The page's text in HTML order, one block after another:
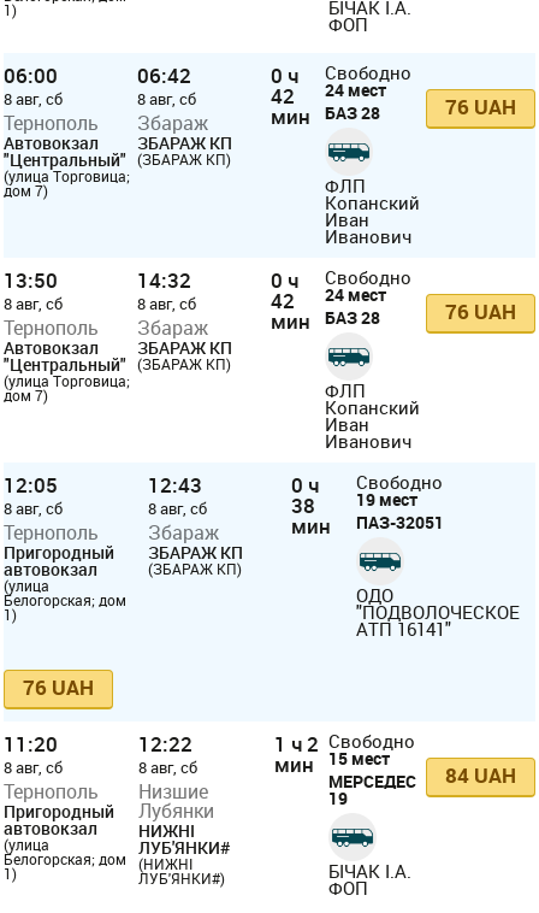
1) БІЧАК І.А.
ФОП
06:00
8 авг, сб
Тернополь
Автовокзал
"Центральный"
(улица Торговица;
дом 7)
06:42
8 авг, сб
Збараж
ЗБАРАЖ КП
(ЗБАРАЖ КП)
0 ч
42
мин
Свободно
24 мест
БАЗ 28
ФЛП
Копанский
Иван
Иванович
76 UAH
13:50
8 авг, сб
Тернополь
Автовокзал
"Центральный"
(улица Торговица;
дом 7)
14:32
8 авг, сб
Збараж
ЗБАРАЖ КП
(ЗБАРАЖ КП)
0 ч
42
мин
Свободно
24 мест
БАЗ 28
ФЛП
Копанский
Иван
Иванович
76 UAH
12:05
8 авг, сб
Тернополь
Пригородный
автовокзал
(улица
Белогорская; дом
1)
12:43
8 авг, сб
Збараж
ЗБАРАЖ КП
(ЗБАРАЖ КП)
0 ч
38
мин
Свободно
19 мест
ПАЗ-32051
ОДО
"ПОДВОЛОЧЕСКОЕ
АТП 16141"
76 UAH
11:20
8 авг, сб
Тернополь
Пригородный
автовокзал
(улица
Белогорская; дом
1)
12:22
8 авг, сб
Низшие
Лубянки
НИЖНІ
ЛУБ'ЯНКИ#
(НИЖНІ
ЛУБ'ЯНКИ#)
1 ч 2
мин
Свободно
15 мест
МЕРСЕДЕС
19
БІЧАК І.А.
ФОП
84 UAH